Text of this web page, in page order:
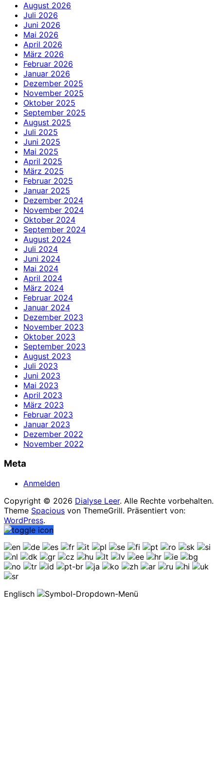
August 2026
Juli 2026
Juni 2026
Mai 2026
April 2026
März 2026
Februar 2026
Januar 2026
Dezember 2025
November 2025
Oktober 2025
September 2025
August 2025
Juli 2025
Juni 2025
Mai 2025
April 2025
März 2025
Februar 2025
Januar 2025
Dezember 2024
November 2024
Oktober 2024
September 2024
August 2024
Juli 2024
Juni 2024
Mai 2024
April 2024
März 2024
Februar 2024
Januar 2024
Dezember 2023
November 2023
Oktober 2023
September 2023
August 2023
Juli 2023
Juni 2023
Mai 2023
April 2023
März 2023
Februar 2023
Januar 2023
Dezember 2022
November 2022
Meta
Anmelden
Copyright © 2026 Dialyse Leer. Alle Rechte vorbehalten.
Theme Spacious von ThemeGrill. Präsentiert von:
WordPress.
Englisch